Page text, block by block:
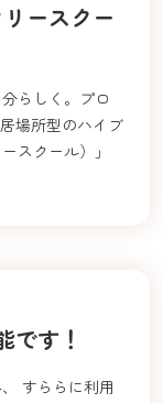
ースクー
らしく。プロ
場所型のハイブ
スクール）」
です！
すららに利用